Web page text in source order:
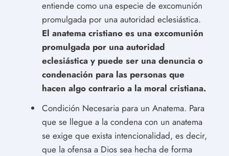
entiende como una especie de excomunión
promulgada por una autoridad eclesiástica.
El anatema cristiano es una excomunión
promulgada por una autoridad
eclesiástica y puede ser una denuncia o
condenación para las personas que
hacen algo contrario a la moral cristiana.
Condición Necesaria para un Anatema. Para
que se llegue a la condena con un anatema
se exige que exista intencionalidad, es decir,
que la ofensa a Dios sea hecha de forma